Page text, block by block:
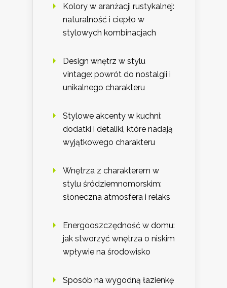
Kolory w aranżacji rustykalnej:
naturalność i ciepło w
stylowych kombinacjach
Design wnętrz w stylu
vintage: powrót do nostalgii i
unikalnego charakteru
Stylowe akcenty w kuchni:
dodatki i detaliki, które nadają
wyjątkowego charakteru
Wnętrza z charakterem w
stylu śródziemnomorskim:
słoneczna atmosfera i relaks
Energooszczędność w domu:
jak stworzyć wnętrza o niskim
wpływie na środowisko
Sposób na wygodną łazienkę